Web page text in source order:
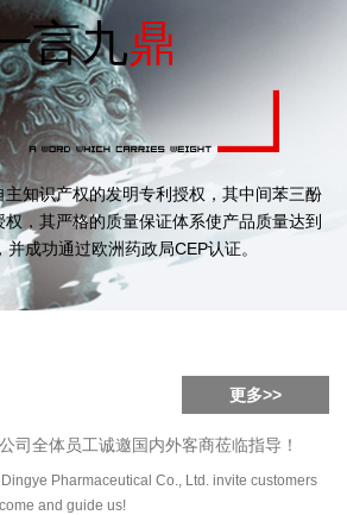
言九鼎
主知识产权的发明专利授权，其中间苯三酚
，其严格的质量保证体系使产品质量达到
并成功通过欧洲药政局CEP认证。
更多>>
司全体员工诚邀国内外客商莅临指导！
Pharmaceutical Co., Ltd. invite customers
and guide us!